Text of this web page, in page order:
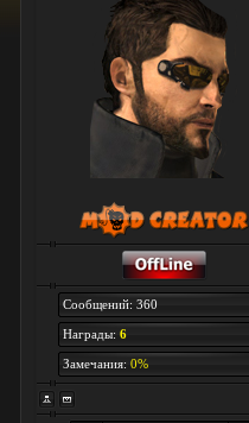
Сообщений: 360
Награды: 6
Замечания: 0%